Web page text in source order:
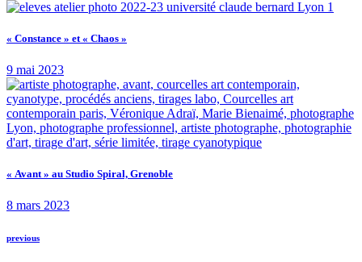
« Constance » et « Chaos »
9 mai 2023
« Avant » au Studio Spiral, Grenoble
8 mars 2023
previous